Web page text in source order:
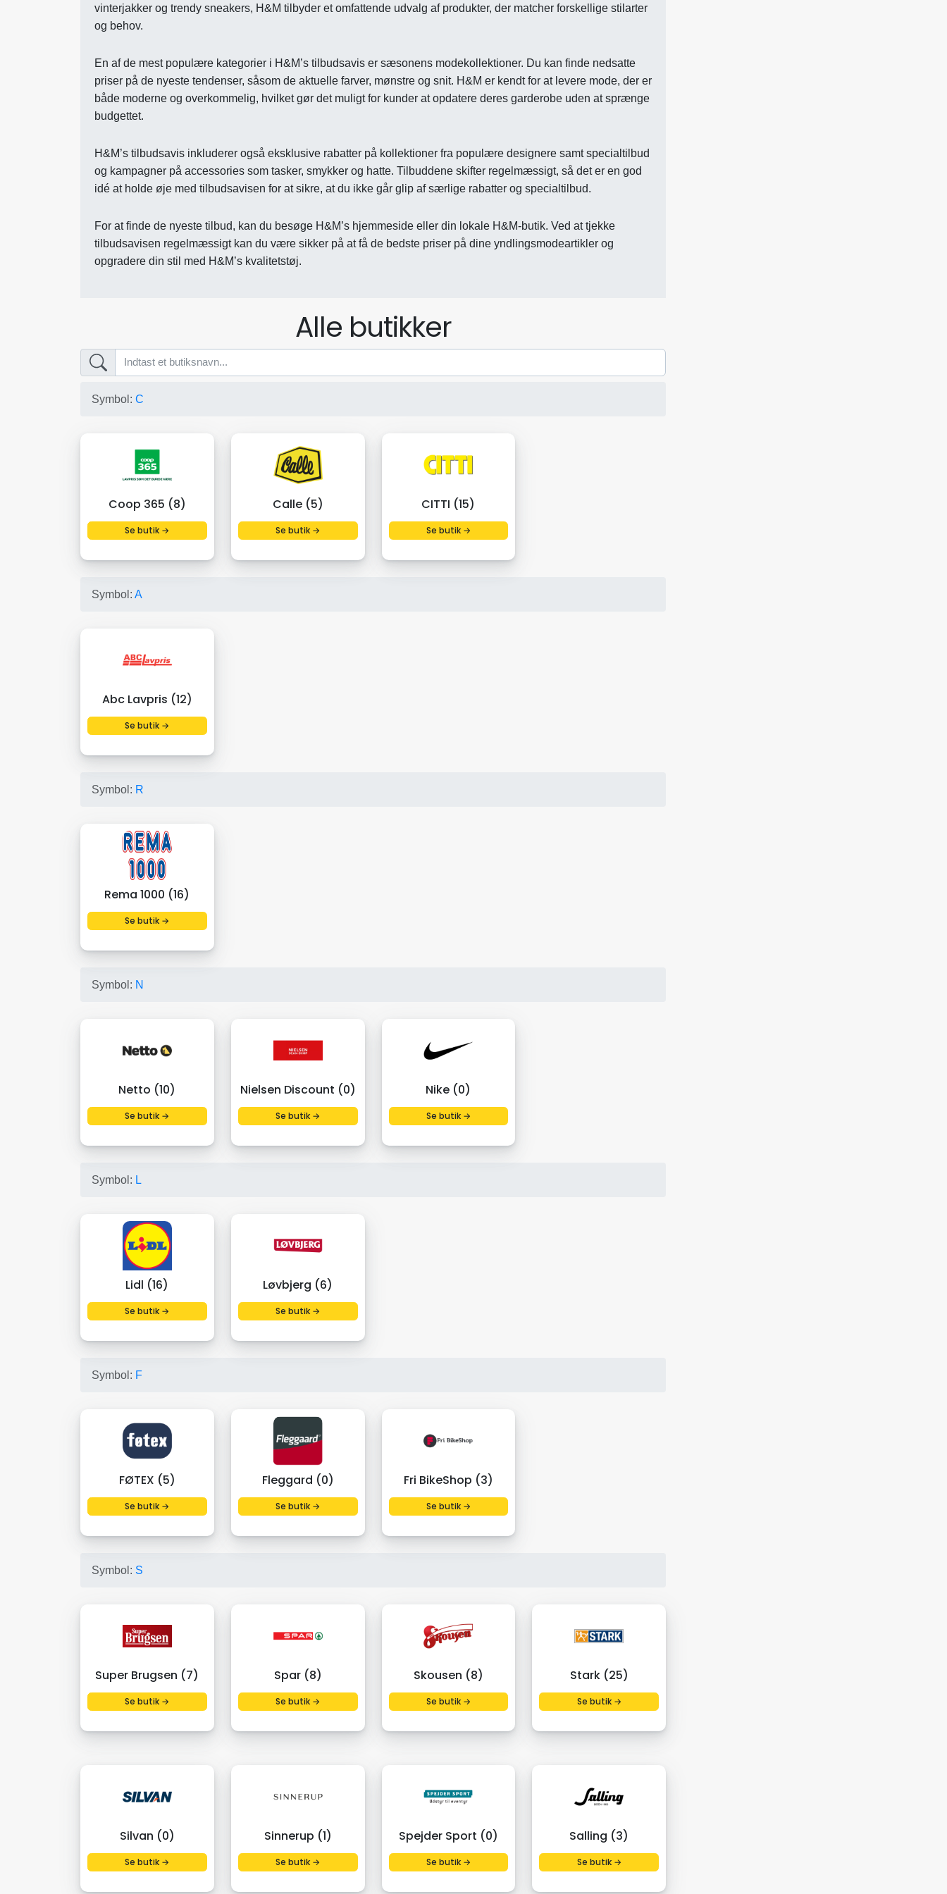
vinterjakker og trendy sneakers, H&M tilbyder et omfattende udvalg af produkter, der matcher forskellige stilarter
og behov.
En af de mest populære kategorier i H&M’s tilbudsavis er sæsonens modekollektioner. Du kan finde nedsatte
priser på de nyeste tendenser, såsom de aktuelle farver, mønstre og snit. H&M er kendt for at levere mode, der er
både moderne og overkommelig, hvilket gør det muligt for kunder at opdatere deres garderobe uden at sprænge
budgettet.
H&M’s tilbudsavis inkluderer også eksklusive rabatter på kollektioner fra populære designere samt specialtilbud
og kampagner på accessories som tasker, smykker og hatte. Tilbuddene skifter regelmæssigt, så det er en god
idé at holde øje med tilbudsavisen for at sikre, at du ikke går glip af særlige rabatter og specialtilbud.
For at finde de nyeste tilbud, kan du besøge H&M’s hjemmeside eller din lokale H&M-butik. Ved at tjekke
tilbudsavisen regelmæssigt kan du være sikker på at få de bedste priser på dine yndlingsmodeartikler og
opgradere din stil med H&M’s kvalitetstøj.
Alle butikker
Symbol: C
Coop 365 (8)
Se butik →
Calle (5)
Se butik →
CITTI (15)
Se butik →
Symbol: A
Abc Lavpris (12)
Se butik →
Symbol: R
Rema 1000 (16)
Se butik →
Symbol: N
Netto (10)
Se butik →
Nielsen Discount (0)
Se butik →
Nike (0)
Se butik →
Symbol: L
Lidl (16)
Se butik →
Løvbjerg (6)
Se butik →
Symbol: F
FØTEX (5)
Se butik →
Fleggard (0)
Se butik →
Fri BikeShop (3)
Se butik →
Symbol: S
Super Brugsen (7)
Se butik →
Spar (8)
Se butik →
Skousen (8)
Se butik →
Stark (25)
Se butik →
Silvan (0)
Se butik →
Sinnerup (1)
Se butik →
Spejder Sport (0)
Se butik →
Salling (3)
Se butik →